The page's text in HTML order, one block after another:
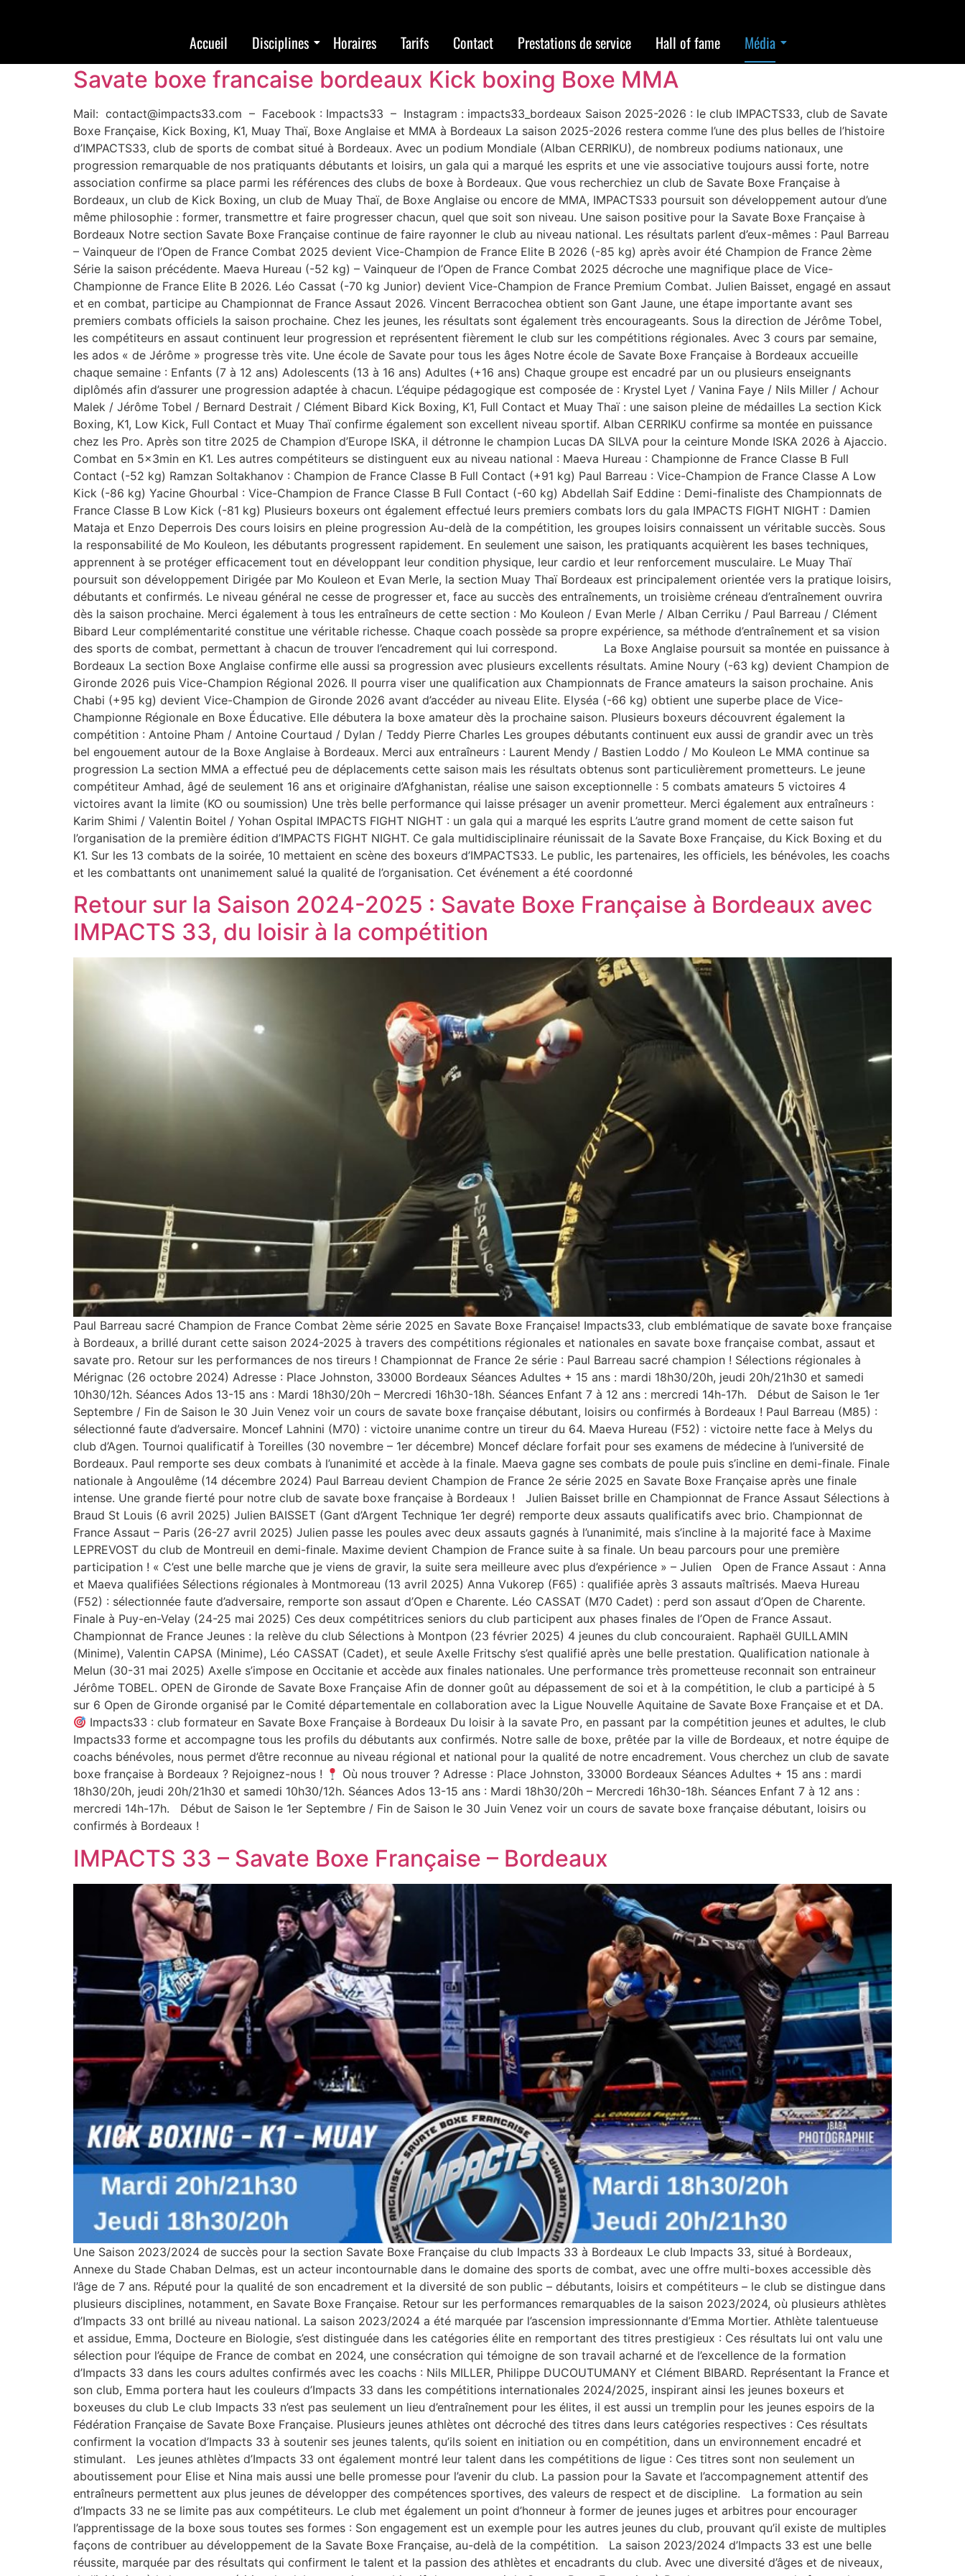
Accueil Disciplines Horaires Tarifs Contact Prestations de service Hall of fame Média
Archives
Savate boxe francaise bordeaux Kick boxing Boxe MMA
Mail: contact@impacts33.com – Facebook : Impacts33 – Instagram : impacts33_bordeaux Saison 2025-2026 : le club IMPACTS33, club de Savate
Boxe Française, Kick Boxing, K1, Muay Thaï, Boxe Anglaise et MMA à Bordeaux La saison 2025-2026 restera comme l’une des plus belles de l’histoire
d’IMPACTS33, club de sports de combat situé à Bordeaux. Avec un podium Mondiale (Alban CERRIKU), de nombreux podiums nationaux, une
progression remarquable de nos pratiquants débutants et loisirs, un gala qui a marqué les esprits et une vie associative toujours aussi forte, notre
association confirme sa place parmi les références des clubs de boxe à Bordeaux. Que vous recherchiez un club de Savate Boxe Française à
Bordeaux, un club de Kick Boxing, un club de Muay Thaï, de Boxe Anglaise ou encore de MMA, IMPACTS33 poursuit son développement autour d’une
même philosophie : former, transmettre et faire progresser chacun, quel que soit son niveau. Une saison positive pour la Savate Boxe Française à
Bordeaux Notre section Savate Boxe Française continue de faire rayonner le club au niveau national. Les résultats parlent d’eux-mêmes : Paul Barreau
– Vainqueur de l’Open de France Combat 2025 devient Vice-Champion de France Elite B 2026 (-85 kg) après avoir été Champion de France 2ème
Série la saison précédente. Maeva Hureau (-52 kg) – Vainqueur de l’Open de France Combat 2025 décroche une magnifique place de Vice-
Championne de France Elite B 2026. Léo Cassat (-70 kg Junior) devient Vice-Champion de France Premium Combat. Julien Baisset, engagé en assaut
et en combat, participe au Championnat de France Assaut 2026. Vincent Berracochea obtient son Gant Jaune, une étape importante avant ses
premiers combats officiels la saison prochaine. Chez les jeunes, les résultats sont également très encourageants. Sous la direction de Jérôme Tobel,
les compétiteurs en assaut continuent leur progression et représentent fièrement le club sur les compétitions régionales. Avec 3 cours par semaine,
les ados « de Jérôme » progresse très vite. Une école de Savate pour tous les âges Notre école de Savate Boxe Française à Bordeaux accueille
chaque semaine : Enfants (7 à 12 ans) Adolescents (13 à 16 ans) Adultes (+16 ans) Chaque groupe est encadré par un ou plusieurs enseignants
diplômés afin d’assurer une progression adaptée à chacun. L’équipe pédagogique est composée de : Krystel Lyet / Vanina Faye / Nils Miller / Achour
Malek / Jérôme Tobel / Bernard Destrait / Clément Bibard Kick Boxing, K1, Full Contact et Muay Thaï : une saison pleine de médailles La section Kick
Boxing, K1, Low Kick, Full Contact et Muay Thaï confirme également son excellent niveau sportif. Alban CERRIKU confirme sa montée en puissance
chez les Pro. Après son titre 2025 de Champion d’Europe ISKA, il détronne le champion Lucas DA SILVA pour la ceinture Monde ISKA 2026 à Ajaccio.
Combat en 5x3min en K1. Les autres compétiteurs se distinguent eux au niveau national : Maeva Hureau : Championne de France Classe B Full
Contact (-52 kg) Ramzan Soltakhanov : Champion de France Classe B Full Contact (+91 kg) Paul Barreau : Vice-Champion de France Classe A Low
Kick (-86 kg) Yacine Ghourbal : Vice-Champion de France Classe B Full Contact (-60 kg) Abdellah Saif Eddine : Demi-finaliste des Championnats de
France Classe B Low Kick (-81 kg) Plusieurs boxeurs ont également effectué leurs premiers combats lors du gala IMPACTS FIGHT NIGHT : Damien
Mataja et Enzo Deperrois Des cours loisirs en pleine progression Au-delà de la compétition, les groupes loisirs connaissent un véritable succès. Sous
la responsabilité de Mo Kouleon, les débutants progressent rapidement. En seulement une saison, les pratiquants acquièrent les bases techniques,
apprennent à se protéger efficacement tout en développant leur condition physique, leur cardio et leur renforcement musculaire. Le Muay Thaï
poursuit son développement Dirigée par Mo Kouleon et Evan Merle, la section Muay Thaï Bordeaux est principalement orientée vers la pratique loisirs,
débutants et confirmés. Le niveau général ne cesse de progresser et, face au succès des entraînements, un troisième créneau d’entraînement ouvrira
dès la saison prochaine. Merci également à tous les entraîneurs de cette section : Mo Kouleon / Evan Merle / Alban Cerriku / Paul Barreau / Clément
Bibard Leur complémentarité constitue une véritable richesse. Chaque coach possède sa propre expérience, sa méthode d’entraînement et sa vision
des sports de combat, permettant à chacun de trouver l’encadrement qui lui correspond. La Boxe Anglaise poursuit sa montée en puissance à
Bordeaux La section Boxe Anglaise confirme elle aussi sa progression avec plusieurs excellents résultats. Amine Noury (-63 kg) devient Champion de
Gironde 2026 puis Vice-Champion Régional 2026. Il pourra viser une qualification aux Championnats de France amateurs la saison prochaine. Anis
Chabi (+95 kg) devient Vice-Champion de Gironde 2026 avant d’accéder au niveau Elite. Elyséa (-66 kg) obtient une superbe place de Vice-
Championne Régionale en Boxe Éducative. Elle débutera la boxe amateur dès la prochaine saison. Plusieurs boxeurs découvrent également la
compétition : Antoine Pham / Antoine Courtaud / Dylan / Teddy Pierre Charles Les groupes débutants continuent eux aussi de grandir avec un très
bel engouement autour de la Boxe Anglaise à Bordeaux. Merci aux entraîneurs : Laurent Mendy / Bastien Loddo / Mo Kouleon Le MMA continue sa
progression La section MMA a effectué peu de déplacements cette saison mais les résultats obtenus sont particulièrement prometteurs. Le jeune
compétiteur Amhad, âgé de seulement 16 ans et originaire d’Afghanistan, réalise une saison exceptionnelle : 5 combats amateurs 5 victoires 4
victoires avant la limite (KO ou soumission) Une très belle performance qui laisse présager un avenir prometteur. Merci également aux entraîneurs :
Karim Shimi / Valentin Boitel / Yohan Ospital IMPACTS FIGHT NIGHT : un gala qui a marqué les esprits L’autre grand moment de cette saison fut
l’organisation de la première édition d’IMPACTS FIGHT NIGHT. Ce gala multidisciplinaire réunissait de la Savate Boxe Française, du Kick Boxing et du
K1. Sur les 13 combats de la soirée, 10 mettaient en scène des boxeurs d’IMPACTS33. Le public, les partenaires, les officiels, les bénévoles, les coachs
et les combattants ont unanimement salué la qualité de l’organisation. Cet événement a été coordonné
Retour sur la Saison 2024-2025 : Savate Boxe Française à Bordeaux avec
IMPACTS 33, du loisir à la compétition
Paul Barreau sacré Champion de France Combat 2ème série 2025 en Savate Boxe Française! Impacts33, club emblématique de savate boxe française
à Bordeaux, a brillé durant cette saison 2024-2025 à travers des compétitions régionales et nationales en savate boxe française combat, assaut et
savate pro. Retour sur les performances de nos tireurs ! Championnat de France 2e série : Paul Barreau sacré champion ! Sélections régionales à
Mérignac (26 octobre 2024) Adresse : Place Johnston, 33000 Bordeaux Séances Adultes + 15 ans : mardi 18h30/20h, jeudi 20h/21h30 et samedi
10h30/12h. Séances Ados 13-15 ans : Mardi 18h30/20h – Mercredi 16h30-18h. Séances Enfant 7 à 12 ans : mercredi 14h-17h. Début de Saison le 1er
Septembre / Fin de Saison le 30 Juin Venez voir un cours de savate boxe française débutant, loisirs ou confirmés à Bordeaux ! Paul Barreau (M85) :
sélectionné faute d’adversaire. Moncef Lahnini (M70) : victoire unanime contre un tireur du 64. Maeva Hureau (F52) : victoire nette face à Melys du
club d’Agen. Tournoi qualificatif à Toreilles (30 novembre – 1er décembre) Moncef déclare forfait pour ses examens de médecine à l’université de
Bordeaux. Paul remporte ses deux combats à l’unanimité et accède à la finale. Maeva gagne ses combats de poule puis s’incline en demi-finale. Finale
nationale à Angoulême (14 décembre 2024) Paul Barreau devient Champion de France 2e série 2025 en Savate Boxe Française après une finale
intense. Une grande fierté pour notre club de savate boxe française à Bordeaux ! Julien Baisset brille en Championnat de France Assaut Sélections à
Braud St Louis (6 avril 2025) Julien BAISSET (Gant d’Argent Technique 1er degré) remporte deux assauts qualificatifs avec brio. Championnat de
France Assaut – Paris (26-27 avril 2025) Julien passe les poules avec deux assauts gagnés à l’unanimité, mais s’incline à la majorité face à Maxime
LEPREVOST du club de Montreuil en demi-finale. Maxime devient Champion de France suite à sa finale. Un beau parcours pour une première
participation ! « C’est une belle marche que je viens de gravir, la suite sera meilleure avec plus d’expérience » – Julien Open de France Assaut : Anna
et Maeva qualifiées Sélections régionales à Montmoreau (13 avril 2025) Anna Vukorep (F65) : qualifiée après 3 assauts maîtrisés. Maeva Hureau
(F52) : sélectionnée faute d’adversaire, remporte son assaut d’Open e Charente. Léo CASSAT (M70 Cadet) : perd son assaut d’Open de Charente.
Finale à Puy-en-Velay (24-25 mai 2025) Ces deux compétitrices seniors du club participent aux phases finales de l’Open de France Assaut.
Championnat de France Jeunes : la relève du club Sélections à Montpon (23 février 2025) 4 jeunes du club concouraient. Raphaël GUILLAMIN
(Minime), Valentin CAPSA (Minime), Léo CASSAT (Cadet), et seule Axelle Fritschy s’est qualifié après une belle prestation. Qualification nationale à
Melun (30-31 mai 2025) Axelle s’impose en Occitanie et accède aux finales nationales. Une performance très prometteuse reconnait son entraineur
Jérôme TOBEL. OPEN de Gironde de Savate Boxe Française Afin de donner goût au dépassement de soi et à la compétition, le club a participé à 5
sur 6 Open de Gironde organisé par le Comité départementale en collaboration avec la Ligue Nouvelle Aquitaine de Savate Boxe Française et et DA.
Impacts33 : club formateur en Savate Boxe Française à Bordeaux Du loisir à la savate Pro, en passant par la compétition jeunes et adultes, le club
Impacts33 forme et accompagne tous les profils du débutants aux confirmés. Notre salle de boxe, prêtée par la ville de Bordeaux, et notre équipe de
coachs bénévoles, nous permet d’être reconnue au niveau régional et national pour la qualité de notre encadrement. Vous cherchez un club de savate
boxe française à Bordeaux ? Rejoignez-nous !
Où nous trouver ? Adresse : Place Johnston, 33000 Bordeaux Séances Adultes + 15 ans : mardi
18h30/20h, jeudi 20h/21h30 et samedi 10h30/12h. Séances Ados 13-15 ans : Mardi 18h30/20h – Mercredi 16h30-18h. Séances Enfant 7 à 12 ans :
mercredi 14h-17h. Début de Saison le 1er Septembre / Fin de Saison le 30 Juin Venez voir un cours de savate boxe française débutant, loisirs ou
confirmés à Bordeaux !
IMPACTS 33 – Savate Boxe Française – Bordeaux
Une Saison 2023/2024 de succès pour la section Savate Boxe Française du club Impacts 33 à Bordeaux Le club Impacts 33, situé à Bordeaux,
Annexe du Stade Chaban Delmas, est un acteur incontournable dans le domaine des sports de combat, avec une offre multi-boxes accessible dès
l’âge de 7 ans. Réputé pour la qualité de son encadrement et la diversité de son public – débutants, loisirs et compétiteurs – le club se distingue dans
plusieurs disciplines, notamment, en Savate Boxe Française. Retour sur les performances remarquables de la saison 2023/2024, où plusieurs athlètes
d’Impacts 33 ont brillé au niveau national. La saison 2023/2024 a été marquée par l’ascension impressionnante d’Emma Mortier. Athlète talentueuse
et assidue, Emma, Docteure en Biologie, s’est distinguée dans les catégories élite en remportant des titres prestigieux : Ces résultats lui ont valu une
sélection pour l’équipe de France de combat en 2024, une consécration qui témoigne de son travail acharné et de l’excellence de la formation
d’Impacts 33 dans les cours adultes confirmés avec les coachs : Nils MILLER, Philippe DUCOUTUMANY et Clément BIBARD. Représentant la France et
son club, Emma portera haut les couleurs d’Impacts 33 dans les compétitions internationales 2024/2025, inspirant ainsi les jeunes boxeurs et
boxeuses du club Le club Impacts 33 n’est pas seulement un lieu d’entraînement pour les élites, il est aussi un tremplin pour les jeunes espoirs de la
Fédération Française de Savate Boxe Française. Plusieurs jeunes athlètes ont décroché des titres dans leurs catégories respectives : Ces résultats
confirment la vocation d’Impacts 33 à soutenir ses jeunes talents, qu’ils soient en initiation ou en compétition, dans un environnement encadré et
stimulant. Les jeunes athlètes d’Impacts 33 ont également montré leur talent dans les compétitions de ligue : Ces titres sont non seulement un
aboutissement pour Elise et Nina mais aussi une belle promesse pour l’avenir du club. La passion pour la Savate et l’accompagnement attentif des
entraîneurs permettent aux plus jeunes de développer des compétences sportives, des valeurs de respect et de discipline. La formation au sein
d’Impacts 33 ne se limite pas aux compétiteurs. Le club met également un point d’honneur à former de jeunes juges et arbitres pour encourager
l’apprentissage de la boxe sous toutes ses formes : Son engagement est un exemple pour les autres jeunes du club, prouvant qu’il existe de multiples
façons de contribuer au développement de la Savate Boxe Française, au-delà de la compétition. La saison 2023/2024 d’Impacts 33 est une belle
réussite, marquée par des résultats qui confirment le talent et la passion des athlètes et encadrants du club. Avec une diversité d’âges et de niveaux,